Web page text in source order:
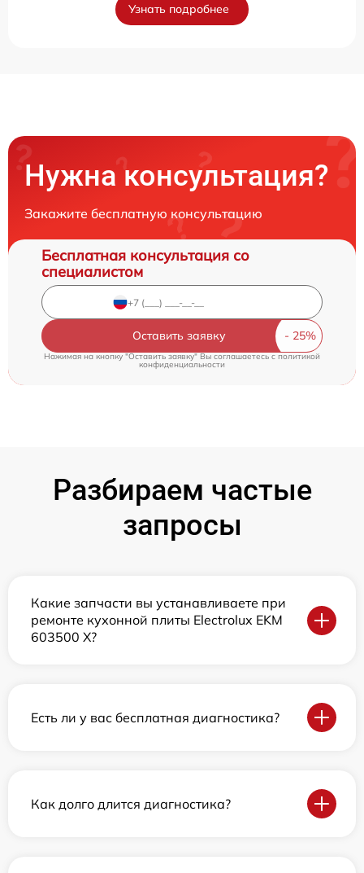
Узнать подробнее
Нужна консультация?
Закажите бесплатную консультацию
Бесплатная консультация со
специалистом
Оставить заявку
Нажимая на кнопку "Оставить заявку" Вы соглашаетесь cполитикой
конфиденциальности
Разбираем частые
запросы
Какие запчасти вы устанавливаете при
ремонте кухонной плиты Electrolux EKM
603500 X?
Есть ли у вас бесплатная диагностика?
Как долго длится диагностика?